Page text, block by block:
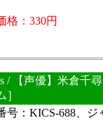
格：330円
/ 【声優】米倉千
］
号：KICS-688、